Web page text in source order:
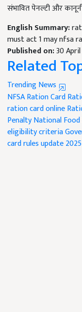
संभावित पेनल्टी और
English Summary:
must act 1 may nfsa
Published on:30
Related
Trending News
NFSA Ration Card
ration card online
PenaltyNational
eligibility criteria
card rules update 2025